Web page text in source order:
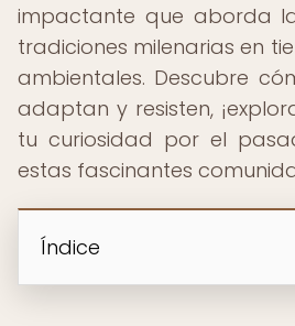
impactante que aborda
tradiciones milenarias en
ambientales. Descubre
adaptan y resisten,
tu curiosidad por el
estas fascinantes
Índice